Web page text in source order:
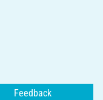
Feedback